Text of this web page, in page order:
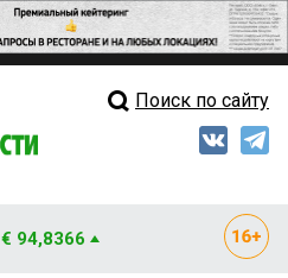
Свежий выпускПоиск по сайту
€ 94,8366